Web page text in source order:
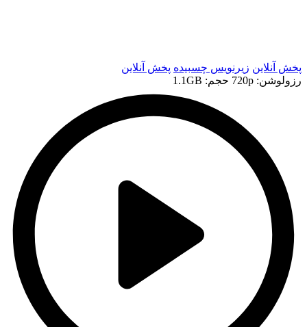
پخش آنلاین زیرنویس چسبیده پخش آنلاین
رزولوشن: 720p
حجم: 1.1GB